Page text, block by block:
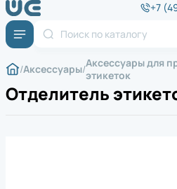
+7
Аксессуары Аксессуары для
этикеток
Отделитель